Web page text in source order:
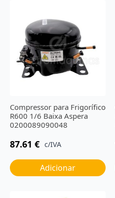
Compressor para Frigorífico
R600 1/6 Baixa Aspera
0200089090048
87.61 € c/IVA
Adicionar